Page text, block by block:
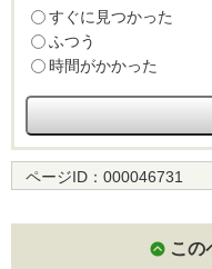
すぐに見つかった
ふつう
時間がかかった
ページID： 000046731
この